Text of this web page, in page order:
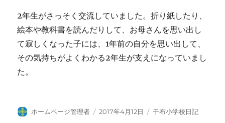
2年生がさっそく交流していました。折り紙したり、
絵本や教科書を読んだりして、お母さんを思い出し
て寂しくなった子には、1年前の自分を思い出して、
その気持ちがよくわかる2年生が支えになっていまし
た。
投
ホームページ管理者
投
2017年4月12日
カ
干布小学校日記